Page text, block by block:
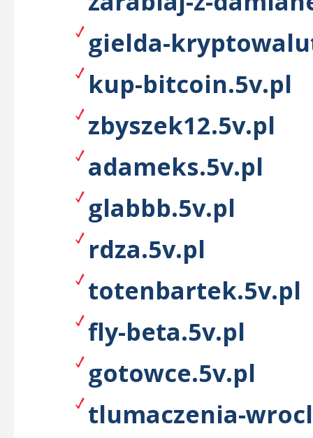
gielda-
kup-bitcoin.5v.pl
zbyszek12.5v.pl
adameks.5v.pl
glabbb.5v.pl
rdza.5v.pl
totenbartek.5v.pl
fly-beta.5v.pl
gotowce.5v.pl
tlumaczenia-